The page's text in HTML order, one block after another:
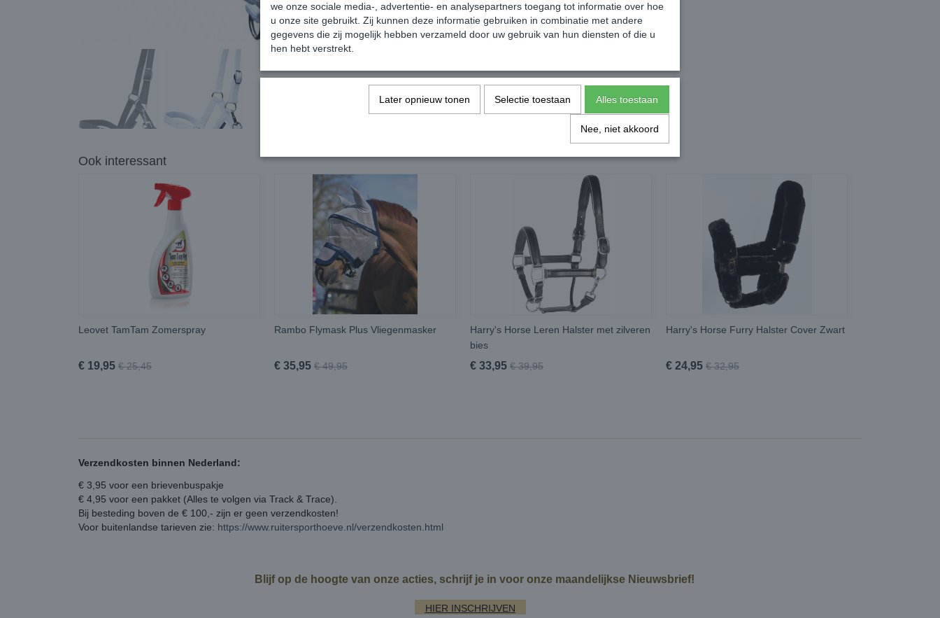
Ook interessant
Leovet TamTam Zomerspray
€ 19,95 € 25,45
Rambo Flymask Plus Vliegenmasker
€ 35,95 € 49,95
Harry's Horse Leren Halster met zilveren
bies
€ 33,95 € 39,95
Harry's Horse Furry Halster Cover Zwart
€ 24,95 € 32,95
Verzendkosten binnen Nederland:
€ 3,95 voor een brievenbuspakje
€ 4,95 voor een pakket (Alles te volgen via Track & Trace).
Bij besteding boven de € 100,- zijn er geen verzendkosten!
Voor buitenlandse tarieven zie: https://www.ruitersporthoeve.nl/verzendkosten.html
Blijf op de hoogte van onze acties, schrijf je in voor onze maandelijkse Nieuwsbrief!
HIER INSCHRIJVEN
we onze sociale media-, advertentie- en analysepartners toegang tot informatie over hoe
u onze site gebruikt. Zij kunnen deze informatie gebruiken in combinatie met andere
gegevens die zij mogelijk hebben verzameld door uw gebruik van hun diensten of die u
hen hebt verstrekt.
Later opnieuw tonen Selectie toestaan Alles toestaan
Nee, niet akkoord